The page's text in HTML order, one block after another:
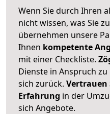
Wenn Sie durch Ihren
nicht wissen, was Sie
übernehmen unsere
Ihnen kompetente
mit einer Checkliste.
Dienste in Anspruch
sich zurück. Vertrauen
Erfahrung in der
sich Angebote.